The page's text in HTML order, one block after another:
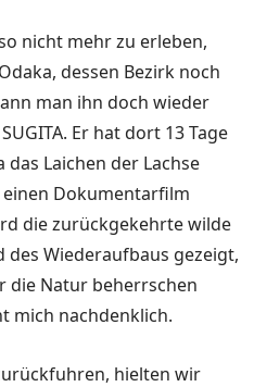
nicht mehr zu erleben,
dessen Bezirk noch
man ihn doch wieder
Er hat dort 13 Tage
Laichen der Lachse
Dokumentarfilm
die zurückgekehrte wilde
Wiederaufbaus gezeigt,
die Natur beherrschen
mich nachdenklich.
hielten wir